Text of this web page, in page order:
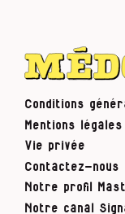
Conditions
Mentions légales
Vie privée
Contactez-nous
Notre profil
Notre canal